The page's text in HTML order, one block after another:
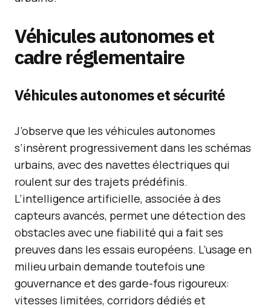
Véhicules autonomes et
cadre réglementaire
Véhicules autonomes et sécurité
J’observe que les véhicules autonomes
s’insèrent progressivement dans les schémas
urbains, avec des navettes électriques qui
roulent sur des trajets prédéfinis.
L’intelligence artificielle, associée à des
capteurs avancés, permet une détection des
obstacles avec une fiabilité qui a fait ses
preuves dans les essais européens. L’usage en
milieu urbain demande toutefois une
gouvernance et des garde-fous rigoureux:
vitesses limitées, corridors dédiés et